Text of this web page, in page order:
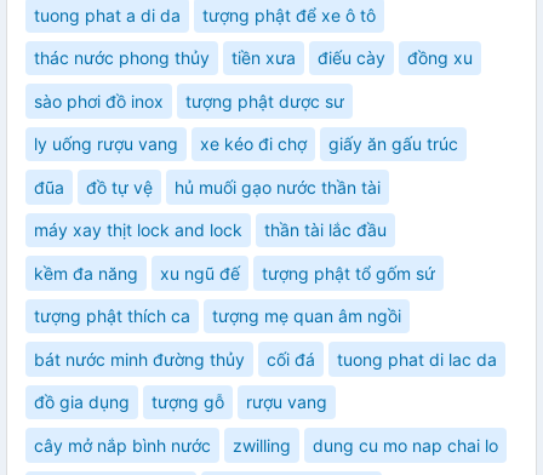
tuong phat a di da tượng phật để xe ô tô
thác nước phong thủy tiền xưa điếu cày đồng xu
sào phơi đồ inox tượng phật dược sư
ly uống rượu vang xe kéo đi chợ giấy ăn gấu trúc
đũa đồ tự vệ hủ muối gạo nước thần tài
máy xay thịt lock and lock thần tài lắc đầu
kềm đa năng xu ngũ đế tượng phật tổ gốm sứ
tượng phật thích ca tượng mẹ quan âm ngồi
bát nước minh đường thủy cối đá tuong phat di lac da
đồ gia dụng tượng gỗ rượu vang
cây mở nắp bình nước zwilling dung cu mo nap chai lo